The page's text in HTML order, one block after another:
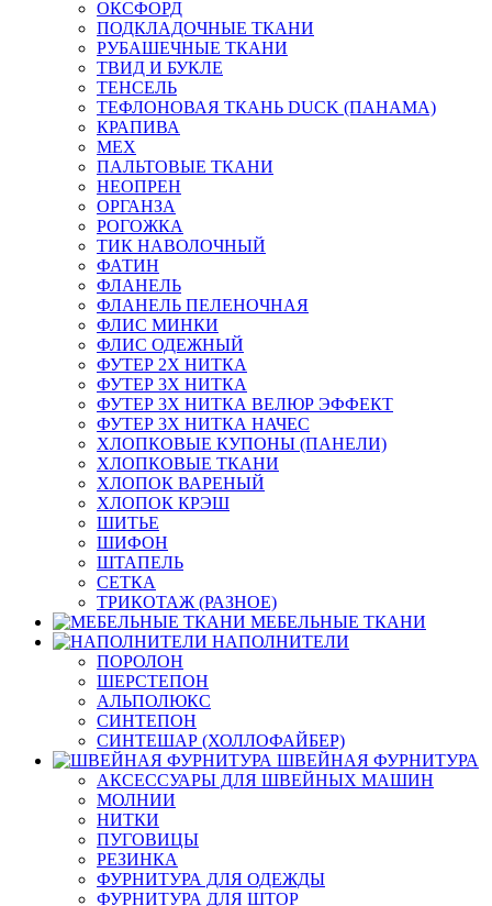
ОКСФОРД
ПОДКЛАДОЧНЫЕ ТКАНИ
РУБАШЕЧНЫЕ ТКАНИ
ТВИД И БУКЛЕ
ТЕНСЕЛЬ
ТЕФЛОНОВАЯ ТКАНЬ DUCK (ПАНАМА)
КРАПИВА
МЕХ
ПАЛЬТОВЫЕ ТКАНИ
НЕОПРЕН
ОРГАНЗА
РОГОЖКА
ТИК НАВОЛОЧНЫЙ
ФАТИН
ФЛАНЕЛЬ
ФЛАНЕЛЬ ПЕЛЕНОЧНАЯ
ФЛИС МИНКИ
ФЛИС ОДЕЖНЫЙ
ФУТЕР 2Х НИТКА
ФУТЕР 3Х НИТКА
ФУТЕР 3Х НИТКА ВЕЛЮР ЭФФЕКТ
ФУТЕР 3Х НИТКА НАЧЕС
ХЛОПКОВЫЕ КУПОНЫ (ПАНЕЛИ)
ХЛОПКОВЫЕ ТКАНИ
ХЛОПОК ВАРЕНЫЙ
ХЛОПОК КРЭШ
ШИТЬЕ
ШИФОН
ШТАПЕЛЬ
СЕТКА
ТРИКОТАЖ (РАЗНОЕ)
МЕБЕЛЬНЫЕ ТКАНИ
НАПОЛНИТЕЛИ
ПОРОЛОН
ШЕРСТЕПОН
АЛЬПОЛЮКС
СИНТЕПОН
СИНТЕШАР (ХОЛЛОФАЙБЕР)
ШВЕЙНАЯ ФУРНИТУРА
АКСЕССУАРЫ ДЛЯ ШВЕЙНЫХ МАШИН
МОЛНИИ
НИТКИ
ПУГОВИЦЫ
РЕЗИНКА
ФУРНИТУРА ДЛЯ ОДЕЖДЫ
ФУРНИТУРА ДЛЯ ШТОР